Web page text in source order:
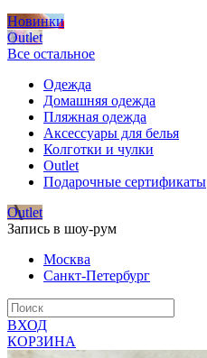
Новинки
Outlet
Все остальное
Одежда
Домашняя одежда
Пляжная одежда
Аксессуары для белья
Колготки и чулки
Outlet
Подарочные сертификаты
Outlet
Запись в шоу-рум
Москва
Санкт-Петербург
ВХОД
КОРЗИНА